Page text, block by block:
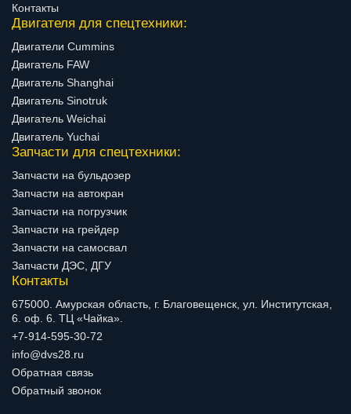
Контакты
Двигателя для спецтехники:
Двигатели Cummins
Двигатель FAW
Двигатель Shanghai
Двигатель Sinotruk
Двигатель Weichai
Двигатель Yuchai
Запчасти для спецтехники:
Запчасти на бульдозер
Запчасти на автокран
Запчасти на погрузчик
Запчасти на грейдер
Запчасти на самосвал
Запчасти ДЭС, ДГУ
Контакты
675000. Амурская область, г. Благовещенск, ул. Институтская,
6. оф. 6. ТЦ «Чайка».
+7-914-595-30-72
info@dvs28.ru
Обратная связь
Обратный звонок